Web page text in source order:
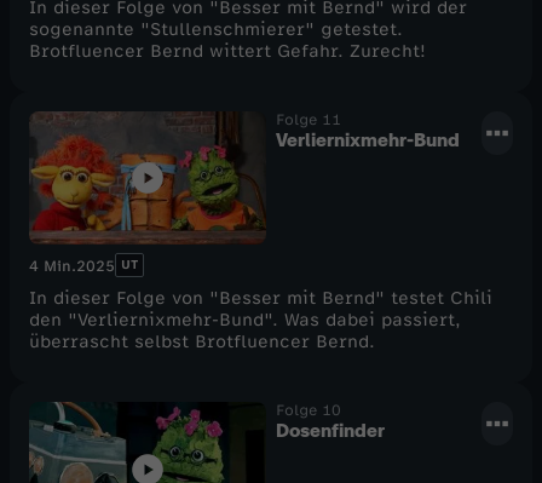
In dieser Folge von "Besser mit Bernd" wird der
sogenannte "Stullenschmierer" getestet.
Brotfluencer Bernd wittert Gefahr. Zurecht!
Folge 11
Verliernixmehr-Bund
4 Min.2025 UT
In dieser Folge von "Besser mit Bernd" testet Chili
den "Verliernixmehr-Bund". Was dabei passiert,
überrascht selbst Brotfluencer Bernd.
Folge 10
Dosenfinder